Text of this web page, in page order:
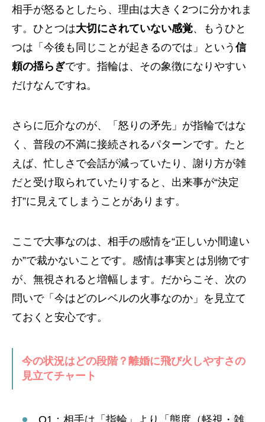
相手が怒るとしたら、理由は大きく2つに分かれま
す。ひとつは大切にされていない感覚、もうひと
つは「今後も同じことが起きるのでは」という 信
頼の揺らぎです。指輪は、その象徴になりやすい
だけなんですね。
さらに厄介なのが、「怒りの矛先」が指輪ではな
く、普段の不満に接続されるパターンです。たと
えば、忙しさで会話が減っていたり、謝り方が雑
だと受け取られていたりすると、出来事が“決定
打”に見えてしまうことがあります。
ここで大事なのは、相手の感情を“正しいか間違い
か”で裁かないことです。感情は事実とは別物です
が、無視されると増幅します。だからこそ、次の
問いで「今はどのレベルの火事なのか」を見立て
ておくと安心です。
今の状況はどの段階？離婚に飛び火しやすさの
見立てチャート